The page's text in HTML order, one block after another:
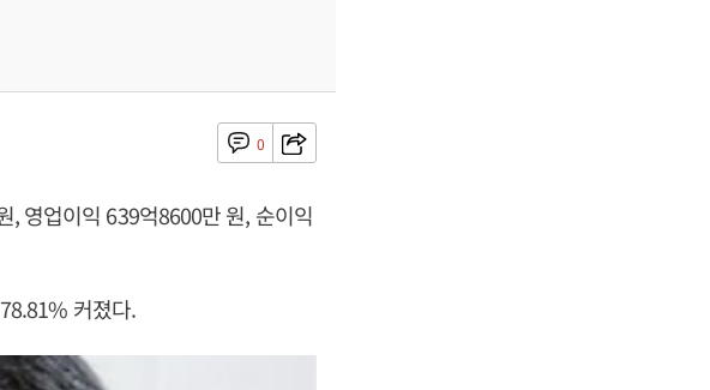
0
영업이익 639억8600만 원, 순이익
커졌다.